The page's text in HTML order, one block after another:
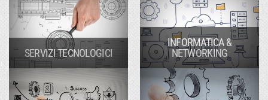
SERVIZI TECNOLOGICI
INFORMATICA &
NETWORKING